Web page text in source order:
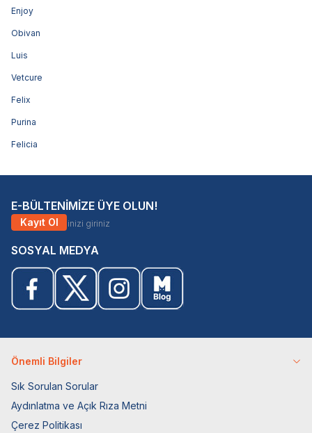
Enjoy
Obivan
Luis
Vetcure
Felix
Purina
Felicia
E-BÜLTENİMİZE ÜYE OLUN!
Kayıt Ol
SOSYAL MEDYA
Önemli Bilgiler
Sık Sorulan Sorular
Aydınlatma ve Açık Rıza Metni
Çerez Politikası